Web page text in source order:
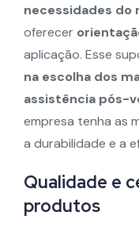
necessidades do
oferecer
aplicação. Esse
na escolha dos
assistência pós-
empresa tenha as
a durabilidade e a
Qualidade e
produtos